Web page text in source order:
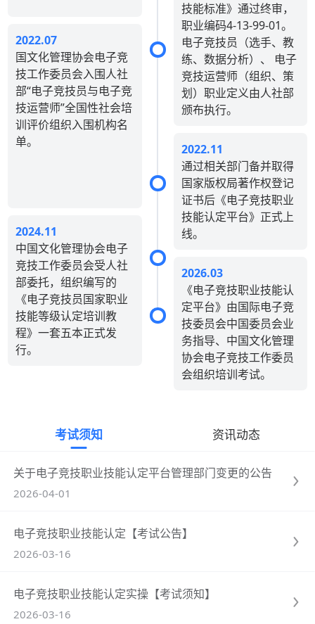
2022.07
国文化管理协会电子竞
技工作委员会入围人社
部“电子竞技员与电子竞
技运营师”全国性社会培
训评价组织入围机构名
单。
2024.11
中国文化管理协会电子
竞技工作委员会受人社
部委托，组织编写的
《电子竞技员国家职业
技能等级认定培训教
程》一套五本正式发
行。
技能标准》通过终审，
职业编码4-13-99-01。
电子竞技员（选手、教
练、数据分析）、 电子
竞技运营师（组织、策
划）职业定义由人社部
颁布执行。
2022.11
通过相关部门备并取得
国家版权局著作权登记
证书后《电子竞技职业
技能认定平台》正式上
线。
2026.03
《电子竞技职业技能认
定平台》由国际电子竞
技委员会中国委员会业
务指导、中国文化管理
协会电子竞技工作委员
会组织培训考试。
考试须知 资讯动态
关于电子竞技职业技能认定平台管理部门变更的公告
2026-04-01
电子竞技职业技能认定【考试公告】
2026-03-16
电子竞技职业技能认定实操【考试须知】
2026-03-16